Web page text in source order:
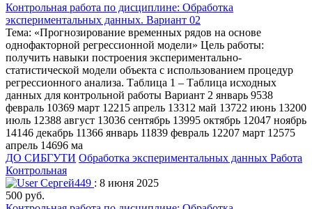
Контрольная работа по дисциплине: Обработка
экспериментальных данных. Вариант 02
Тема: «Прогнозирование временных рядов на основе
однофакторной регрессионной модели» Цель работы:
получить навыки построения экспериментально-
статистической модели объекта с использованием процедур
регрессионного анализа. Таблица 1 – Таблица исходных
данных для контрольной работы Вариант 2 январь 9538
февраль 10369 март 12215 апрель 13312 май 13722 июнь 13200
июль 12388 август 13036 сентябрь 13995 октябрь 12047 ноябрь
14146 декабрь 11366 январь 11839 февраль 12207 март 12575
апрель 14696 ма
ДО СИБГУТИ Обработка экспериментальных данных Работа
Контрольная
Сергей449 : 8 июня 2025
500 руб.